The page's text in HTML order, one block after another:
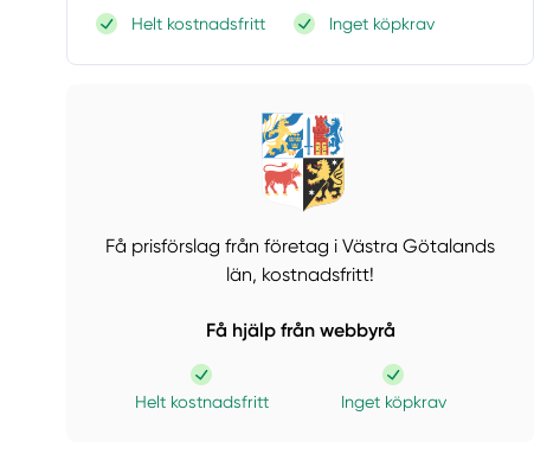
Helt kostnadsfritt Inget köpkrav
Få prisförslag från företag i Västra Götalands
län, kostnadsfritt!
Få hjälp från webbyrå
Helt kostnadsfritt Inget köpkrav